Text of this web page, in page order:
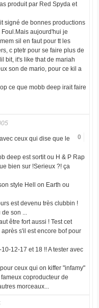
produit par Red Spyda et
signé de bonnes productions
aujourd'hui je
sil en faut pour tt les
c ptetr pour se faire plus de
bit, it's like that de mariah
son de mario, pour ce kil a
ce que mobb deep irait faire
0
ceux qui dise que le
deep est sortit ou H & P Rap
bien sur !Serieux ?! ça
style Hell on Earth ou
est devenu très clubbin !
son ...
être fort aussi ! Test cet
s'il est encore bof pour
12-17 et 18 !! A tester avec
ceux qui on kiffer "infamy"
coproducteur de
morceaux...